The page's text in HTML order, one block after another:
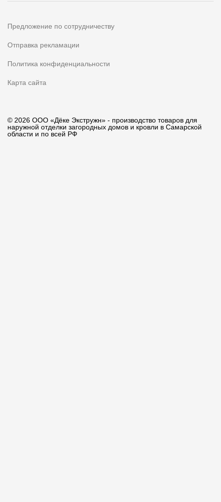
Предложение по сотрудничеству
Отправка рекламации
Политика конфиденциальности
Карта сайта
© 2026 ООО «Дёке Экстружн» - производство товаров для
наружной отделки загородных домов и кровли в Самарской
области и по всей РФ